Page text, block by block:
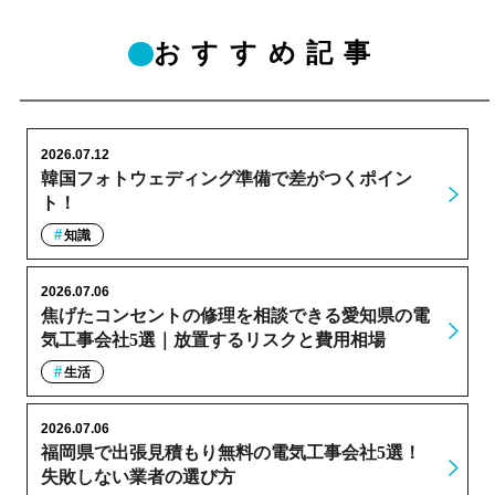
おすすめ記事
韓国フォトウェディング準備で差がつくポイン
ト！
2026.07.12
知識
焦げたコンセントの修理を相談できる愛知県の電
気工事会社5選｜放置するリスクと費用相場
2026.07.06
生活
福岡県で出張見積もり無料の電気工事会社5選！
失敗しない業者の選び方
2026.07.06